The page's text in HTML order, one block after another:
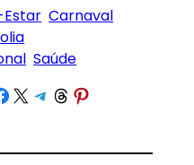
Carnaval
Saúde
on Facebook
Share on X Share on Telegram
Share on Threads
Share on Pinterest